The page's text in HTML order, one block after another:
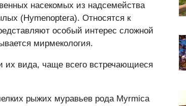
насекомых из надсемейства
(Hymenoptera). Относятся к
особый интерес сложной
мирмекология.
их вида, чаще всего встречающиеся
рыжих муравьев рода Myrmica